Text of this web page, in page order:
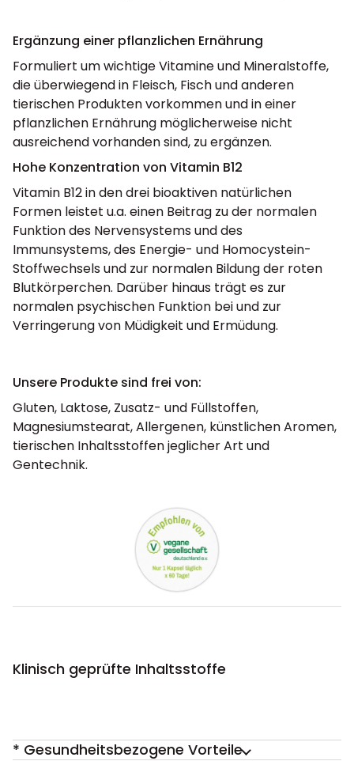
Ergänzung einer pflanzlichen Ernährung
Formuliert um wichtige Vitamine und Mineralstoffe,
die überwiegend in Fleisch, Fisch und anderen
tierischen Produkten vorkommen und in einer
pflanzlichen Ernährung möglicherweise nicht
ausreichend vorhanden sind, zu ergänzen.
Hohe Konzentration von Vitamin B12
Vitamin B12 in den drei bioaktiven natürlichen
Formen leistet u.a. einen Beitrag zu der normalen
Funktion des Nervensystems und des
Immunsystems, des Energie- und Homocystein-
Stoffwechsels und zur normalen Bildung der roten
Blutkörperchen. Darüber hinaus trägt es zur
normalen psychischen Funktion bei und zur
Verringerung von Müdigkeit und Ermüdung.
Unsere Produkte sind frei von:
Gluten, Laktose, Zusatz- und Füllstoffen,
Magnesiumstearat, Allergenen, künstlichen Aromen,
tierischen Inhaltsstoffen jeglicher Art und
Gentechnik.
Klinisch geprüfte Inhaltsstoffe
* Gesundheitsbezogene Vorteile